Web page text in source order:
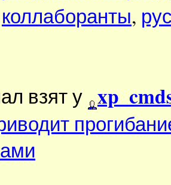
коллаборанты,
взят у